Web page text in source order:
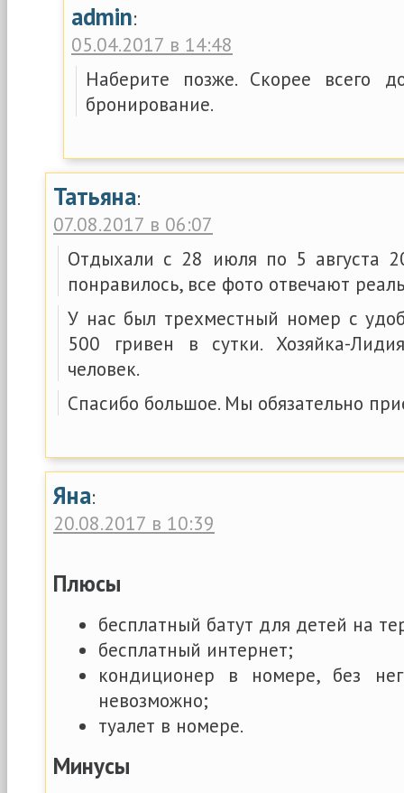
admin:
05.04.2017 в 14:48
Наберите позже. Скорее всего
бронирование.
Татьяна:
07.08.2017 в 06:07
Отдыхали с 28 июля по 5 августа
понравилось, все фото отвечают
У нас был трехместный номер с
500 гривен в сутки. Хозяйка-
человек.
Спасибо большое. Мы обязательно
Яна:
20.08.2017 в 10:39
Плюсы
бесплатный батут для детей на
бесплатный интернет;
кондиционер в номере, без
невозможно;
туалет в номере.
Минусы